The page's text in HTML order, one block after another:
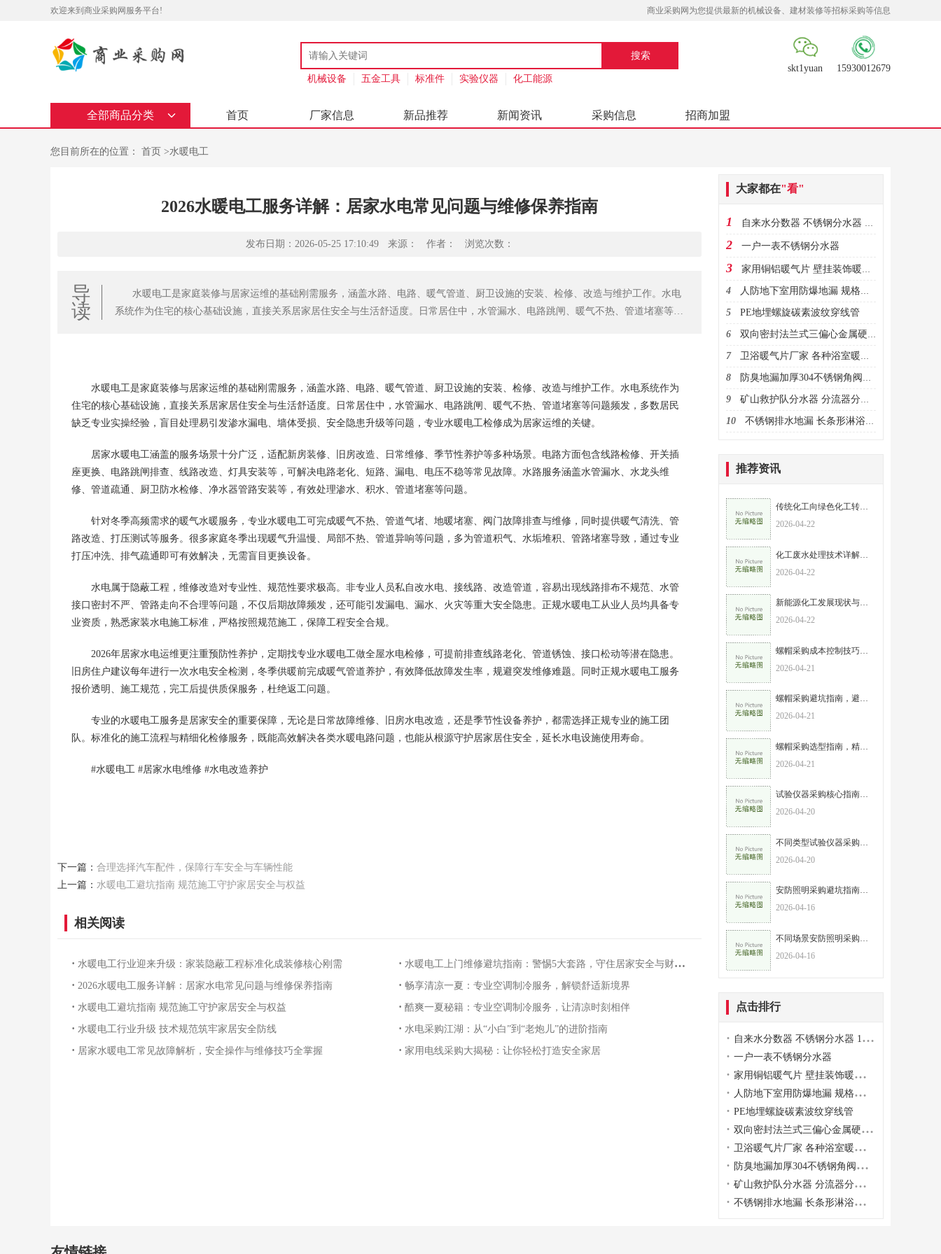
欢迎来到商业采购网服务平台! 商业采购网为您提供最新的机械设备、建材装修等招标采购等信息
机械设备 五金工具 标准件 实验仪器 化工能源
skt1yuan 15930012679
全部商品分类 首页 厂家信息 新品推荐 新闻资讯 采购信息 招商加盟
您目前所在的位置： 首页 >水暖电工
2026水暖电工服务详解：居家水电常见问题与维修保养指南
发布日期：2026-05-25 17:10:49 来源： 作者： 浏览次数：
导
读
水暖电工是家庭装修与居家运维的基础刚需服务，涵盖水路、电路、暖气管道、厨卫设施的安装、检修、改造与维护工作。水电
系统作为住宅的核心基础设施，直接关系居家居住安全与生活舒适度。日常居住中，水管漏水、电路跳闸、暖气不热、管道堵塞等问
水暖电工是家庭装修与居家运维的基础刚需服务，涵盖水路、电路、暖气管道、厨卫设施的安装、检修、改造与维护工作。水电系统作为
住宅的核心基础设施，直接关系居家居住安全与生活舒适度。日常居住中，水管漏水、电路跳闸、暖气不热、管道堵塞等问题频发，多数居民
缺乏专业实操经验，盲目处理易引发渗水漏电、墙体受损、安全隐患升级等问题，专业水暖电工检修成为居家运维的关键。
居家水暖电工涵盖的服务场景十分广泛，适配新房装修、旧房改造、日常维修、季节性养护等多种场景。电路方面包含线路检修、开关插
座更换、电路跳闸排查、线路改造、灯具安装等，可解决电路老化、短路、漏电、电压不稳等常见故障。水路服务涵盖水管漏水、水龙头维
修、管道疏通、厨卫防水检修、净水器管路安装等，有效处理渗水、积水、管道堵塞等问题。
针对冬季高频需求的暖气水暖服务，专业水暖电工可完成暖气不热、管道气堵、地暖堵塞、阀门故障排查与维修，同时提供暖气清洗、管
路改造、打压测试等服务。很多家庭冬季出现暖气升温慢、局部不热、管道异响等问题，多为管道积气、水垢堆积、管路堵塞导致，通过专业
打压冲洗、排气疏通即可有效解决，无需盲目更换设备。
水电属于隐蔽工程，维修改造对专业性、规范性要求极高。非专业人员私自改水电、接线路、改造管道，容易出现线路排布不规范、水管
接口密封不严、管路走向不合理等问题，不仅后期故障频发，还可能引发漏电、漏水、火灾等重大安全隐患。正规水暖电工从业人员均具备专
业资质，熟悉家装水电施工标准，严格按照规范施工，保障工程安全合规。
2026年居家水电运维更注重预防性养护，定期找专业水暖电工做全屋水电检修，可提前排查线路老化、管道锈蚀、接口松动等潜在隐患。
旧房住户建议每年进行一次水电安全检测，冬季供暖前完成暖气管道养护，有效降低故障发生率，规避突发维修难题。同时正规水暖电工服务
报价透明、施工规范，完工后提供质保服务，杜绝返工问题。
专业的水暖电工服务是居家安全的重要保障，无论是日常故障维修、旧房水电改造，还是季节性设备养护，都需选择正规专业的施工团
队。标准化的施工流程与精细化检修服务，既能高效解决各类水暖电路问题，也能从根源守护居家居住安全，延长水电设施使用寿命。
#水暖电工 #居家水电维修 #水电改造养护
下一篇： 合理选择汽车配件，保障行车安全与车辆性能
上一篇： 水暖电工避坑指南 规范施工守护家居安全与权益
相关阅读
· 水暖电工行业迎来升级：家装隐蔽工程标准化成装修核心刚需
· 2026水暖电工服务详解：居家水电常见问题与维修保养指南
· 水暖电工避坑指南 规范施工守护家居安全与权益
· 水暖电工行业升级 技术规范筑牢家居安全防线
· 居家水暖电工常见故障解析，安全操作与维修技巧全掌握
· 水暖电工上门维修避坑指南：警惕5大套路，守住居家安全与财产防线
· 畅享清凉一夏：专业空调制冷服务，解锁舒适新境界
· 酷爽一夏秘籍：专业空调制冷服务，让清凉时刻相伴
· 水电采购江湖：从“小白”到“老炮儿”的进阶指南
· 家用电线采购大揭秘：让你轻松打造安全家居
大家都在"看"
1 自来水分数器 不锈钢分水器 10路消防水带专用分水器
2 一户一表不锈钢分水器
3 家用铜铝暖气片 壁挂装饰暖气片 支持定制厂家直销
4 人防地下室用防爆地漏 规格多样 质量放心
5 PE地埋螺旋碳素波纹穿线管
6 双向密封法兰式三偏心金属硬密封蝶阀
7 卫浴暖气片厂家 各种浴室暖气片 散热器代理商
8 防臭地漏加厚304不锈钢角阀塑料洗手间家装
9 矿山救护队分水器 分流器分水阀 集水器集水阀
10 不锈钢排水地漏 长条形淋浴房卫生间长排水地漏
推荐资讯
传统化工向绿色化工转型的路径与策略
2026-04-22
化工废水处理技术详解，兼顾环保与效益
2026-04-22
新能源化工发展现状与趋势，助力“双碳”目标实现
2026-04-22
螺帽采购成本控制技巧，高效采购，实现性价比最大化
2026-04-21
螺帽采购避坑指南，避开这些误区，降低采购成本
2026-04-21
螺帽采购选型指南，精准匹配需求，规避采购风险
2026-04-21
试验仪器采购核心指南，新手也能避开陷阱，选对设备不踩坑
2026-04-20
2026-04-20
安防照明采购避坑指南，这6个误区一定要避开
2026-04-16
2026-04-16
点击排行
· 自来水分数器 不锈钢分水器 10路消防水带专用分水器
· 一户一表不锈钢分水器
· 家用铜铝暖气片 壁挂装饰暖气片 支持定制厂家直销
· 人防地下室用防爆地漏 规格多样 质量放心
· PE地埋螺旋碳素波纹穿线管
· 双向密封法兰式三偏心金属硬密封蝶阀
· 卫浴暖气片厂家 各种浴室暖气片 散热器代理商
· 防臭地漏加厚304不锈钢角阀塑料洗手间家装
· 矿山救护队分水器 分流器分水阀 集水器集水阀
· 不锈钢排水地漏 长条形淋浴房卫生间长排水地漏